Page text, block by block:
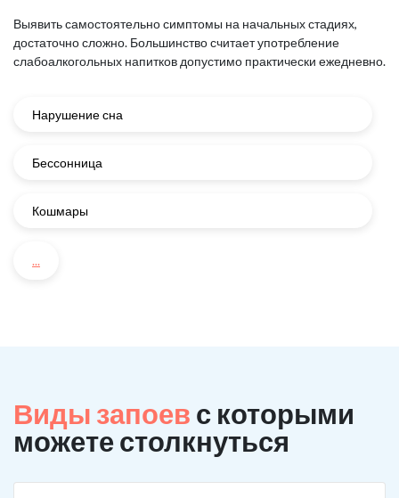
Выявить самостоятельно симптомы на начальных стадиях,
достаточно сложно. Большинство считает употребление
слабоалкогольных напитков допустимо практически ежедневно.
Нарушение сна
Бессонница
Кошмары
...
Виды запоев с которыми
можете столкнуться